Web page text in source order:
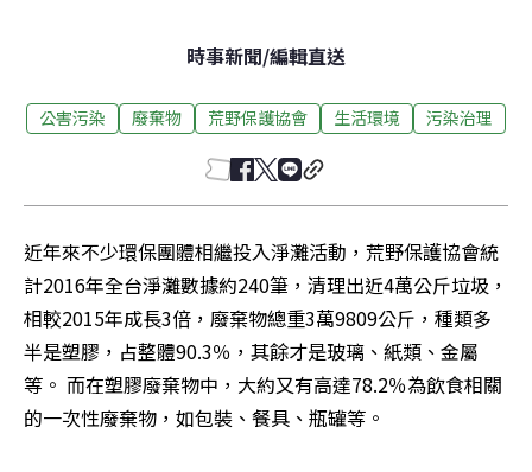
時事新聞/編輯直送
公害污染 廢棄物 荒野保護協會 生活環境 污染治理
近年來不少環保團體相繼投入淨灘活動，荒野保護協會統
計2016年全台淨灘數據約240筆，清理出近4萬公斤垃圾，
相較2015年成長3倍，廢棄物總重3萬9809公斤，種類多
半是塑膠，占整體90.3％，其餘才是玻璃、紙類、金屬
等。 而在塑膠廢棄物中，大約又有高達78.2％為飲食相關
的一次性廢棄物，如包裝、餐具、瓶罐等。